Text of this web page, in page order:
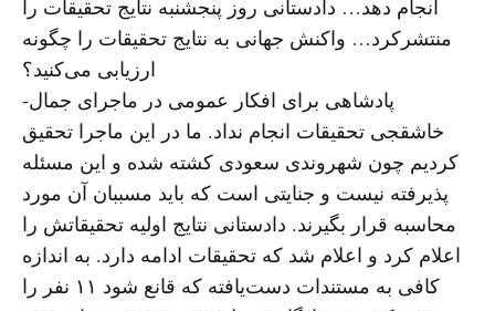
انجام دهد… دادستانی روز پنجشنبه نتایج تحقیقات را
منتشرکرد… واکنش جهانی به نتایج تحقیقات را چگونه
ارزیابی می‌کنید؟
-پادشاهی برای افکار عمومی در ماجرای جمال
خاشقجی تحقیقات انجام نداد. ما در این ماجرا تحقیق
کردیم چون شهروندی سعودی کشته شده و این مسئله
پذیرفته نیست و جنایتی است که باید مسببان آن مورد
محاسبه قرار بگیرند. دادستانی نتایج اولیه تحقیقاتش را
اعلام کرد و اعلام شد که تحقیقات ادامه دارد. به اندازه
کافی به مستندات دست‌یافته که قانع شود ۱۱ نفر را